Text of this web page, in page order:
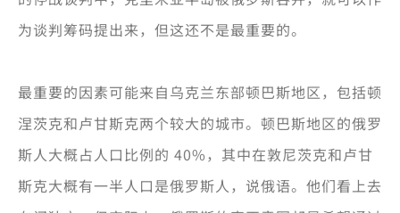
为谈判筹码提出来，但这还不是最重要的。
最重要的因素可能来自乌克兰东部顿巴斯地区，包括顿
涅茨克和卢甘斯克两个较大的城市。顿巴斯地区的俄罗
斯人大概占人口比例的 40%，其中在敦尼茨克和卢甘
斯克大概有一半人口是俄罗斯人，说俄语。他们看上去